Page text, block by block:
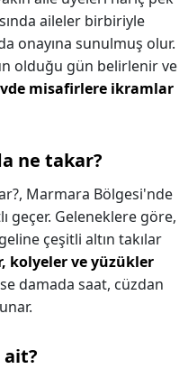
aileler birbiriyle
onayına sunulmuş olur.
olduğu gün belirlenir ve
misafirlere ikramlar
ne takar?
Marmara Bölgesi'nde
geçer. Geleneklere göre,
çeşitli altın takılar
kolyeler ve yüzükler
damada saat, cüzdan
ait?